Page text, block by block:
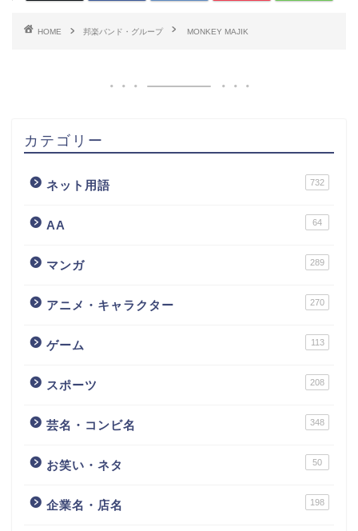
HOME 邦楽バンド・グループ MONKEY MAJIK
カテゴリー
ネット用語 732
AA 64
マンガ 289
アニメ・キャラクター 270
ゲーム 113
スポーツ 208
芸名・コンビ名 348
お笑い・ネタ 50
企業名・店名 198